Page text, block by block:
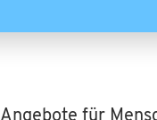
Angebote für